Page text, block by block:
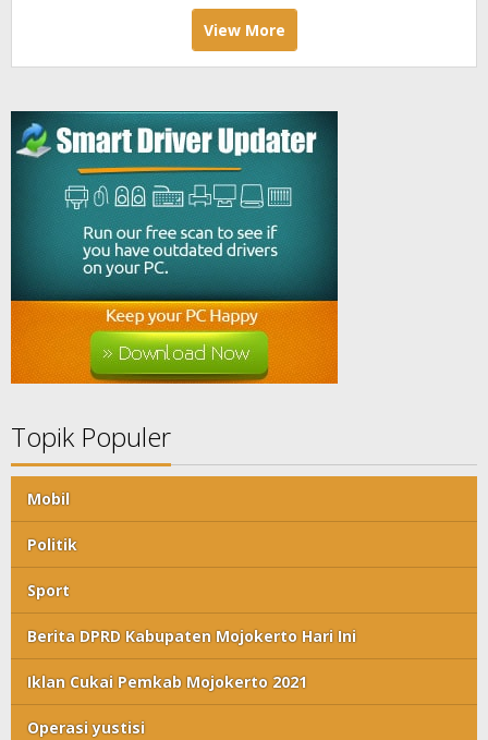
View More
Topik Populer
Mobil
Politik
Sport
Berita DPRD Kabupaten Mojokerto Hari Ini
Iklan Cukai Pemkab Mojokerto 2021
Operasi yustisi